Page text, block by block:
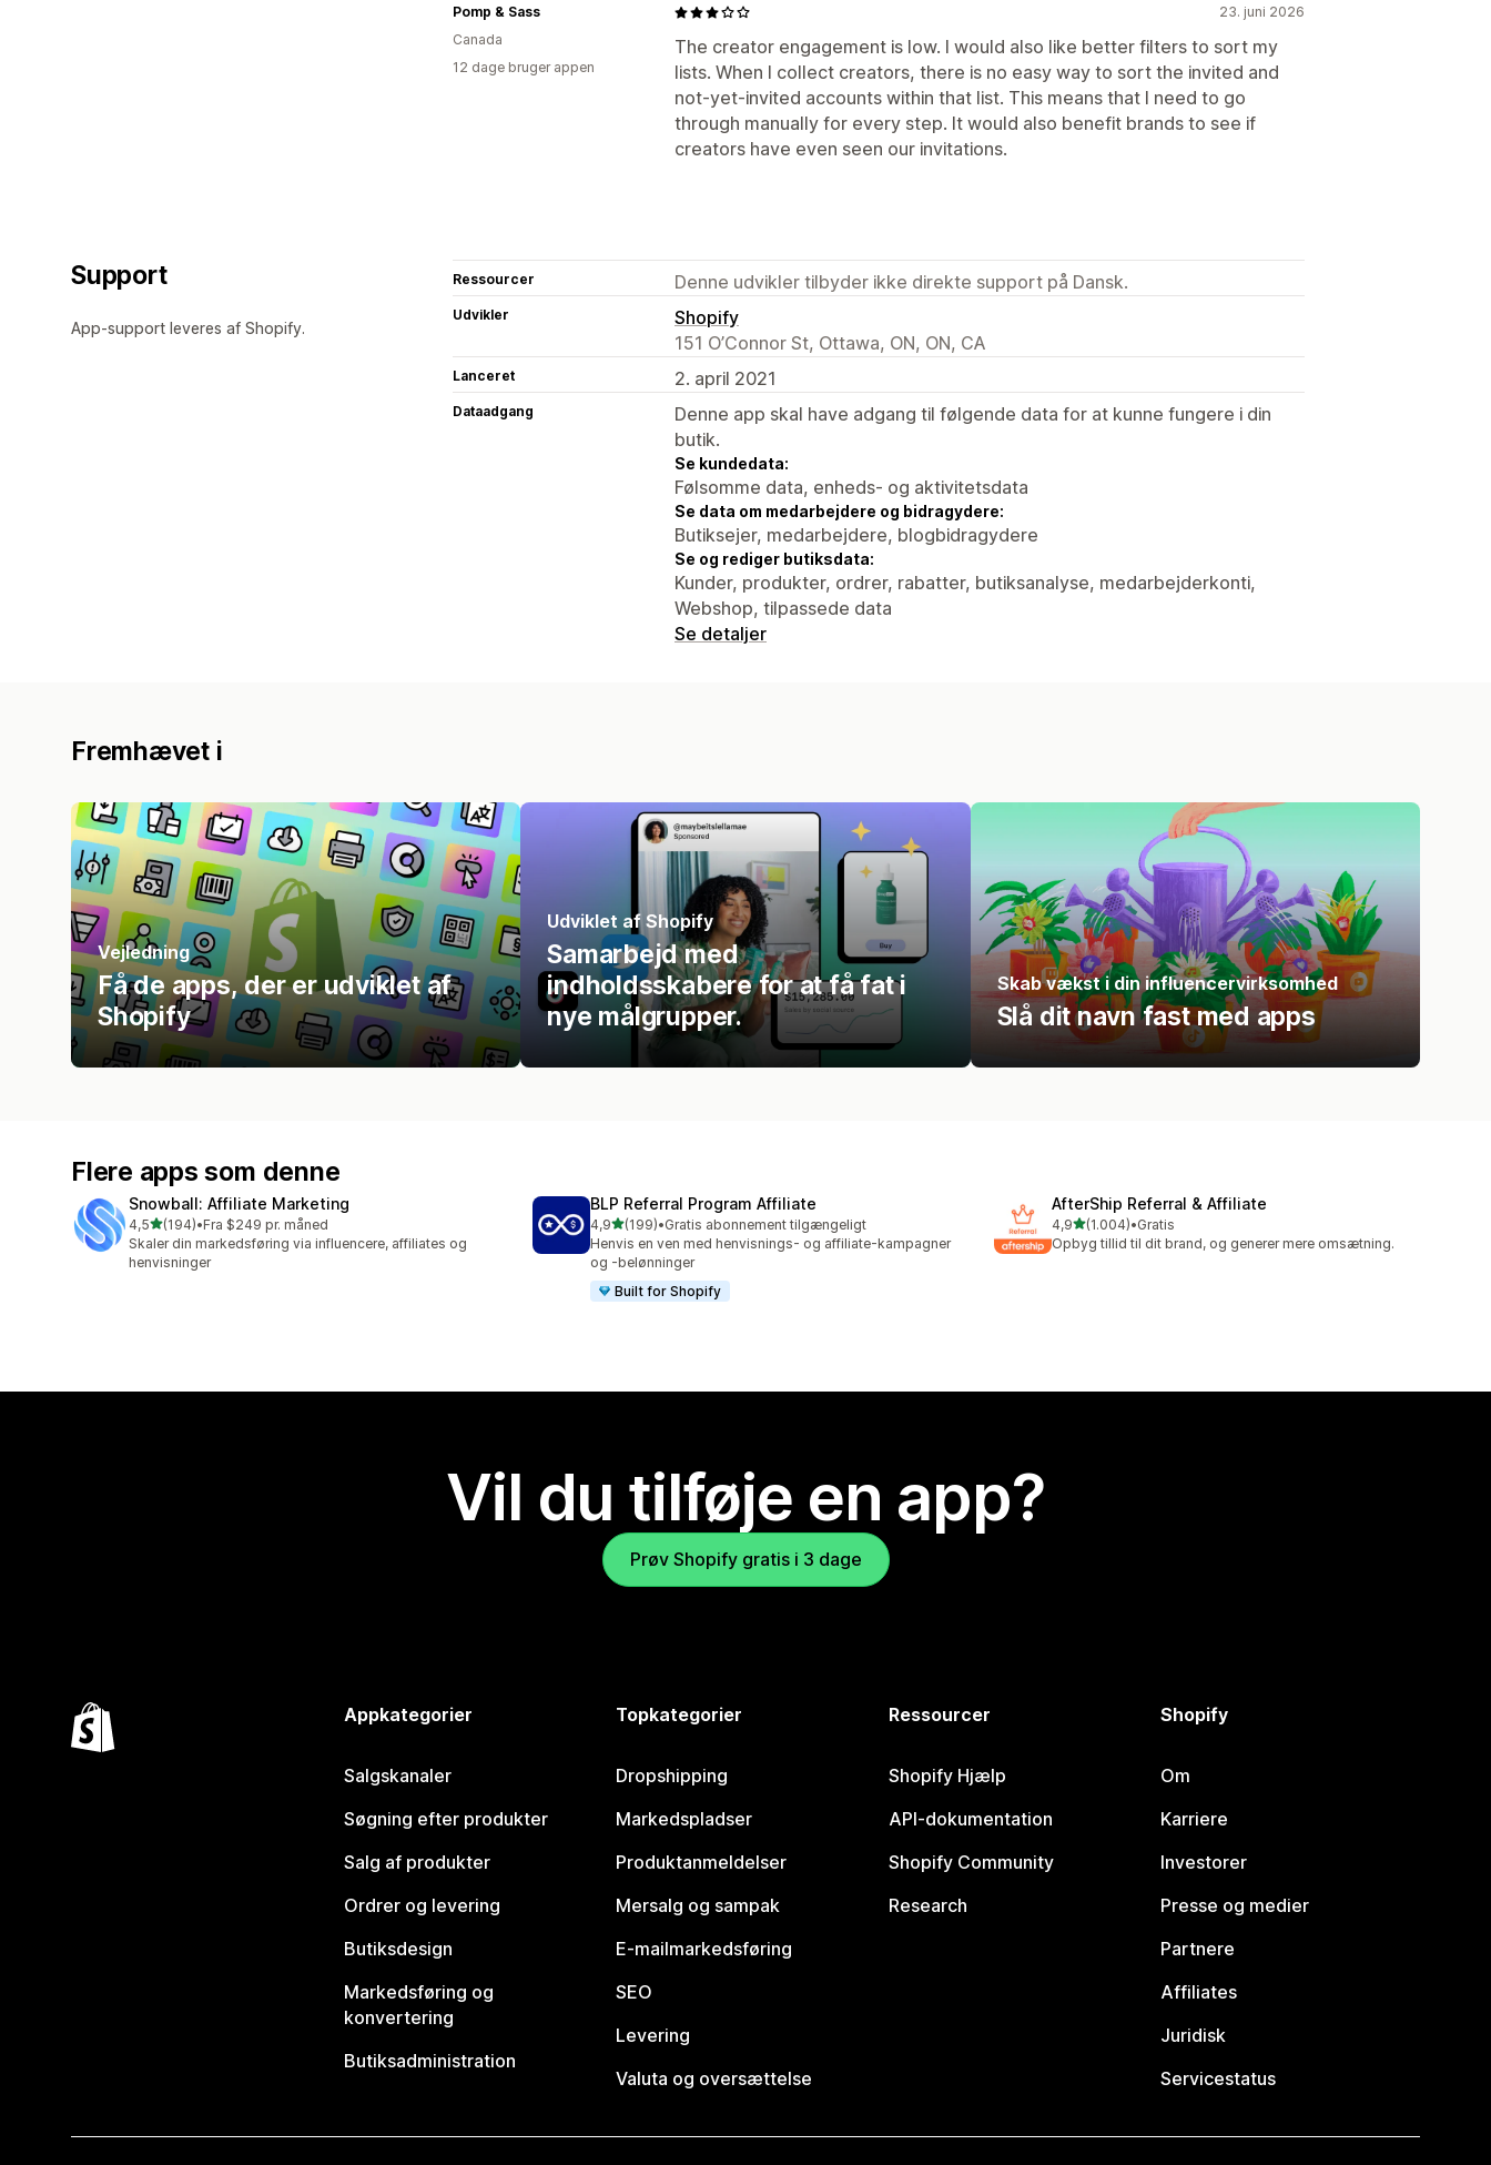
23. juni 2026
The creator engagement is low. I would also like better filters to sort my
lists. When I collect creators, there is no easy way to sort the invited and
not-yet-invited accounts within that list. This means that I need to go
through manually for every step. It would also benefit brands to see if
creators have even seen our invitations.
Pomp & Sass
Canada
12 dage bruger appen
Support
App-support leveres af Shopify.
Ressourcer Denne udvikler tilbyder ikke direkte support på Dansk.
Udvikler
Shopify
151 O’Connor St, Ottawa, ON, ON, CA
Lanceret 2. april 2021
Dataadgang
Denne app skal have adgang til følgende data for at kunne fungere i din
butik.
Se kundedata:
Følsomme data, enheds- og aktivitetsdata
Se data om medarbejdere og bidragydere:
Butiksejer, medarbejdere, blogbidragydere
Se og rediger butiksdata:
Kunder, produkter, ordrer, rabatter, butiksanalyse, medarbejderkonti,
Webshop, tilpassede data
Se detaljer
Fremhævet i
Vejledning
Få de apps, der er udviklet af
Shopify
Udviklet af Shopify
Samarbejd med
indholdsskabere for at få fat i
nye målgrupper.
Skab vækst i din influencervirksomhed
Slå dit navn fast med apps
Flere apps som denne
Snowball: Affiliate Marketing
4,5ud af 5 stjerner
(194)
194 anmeldelser i alt
•Fra $249 pr. måned
Skaler din markedsføring via influencere, affiliates og
henvisninger
BLP Referral Program Affiliate
4,9ud af 5 stjerner
(199)
199 anmeldelser i alt
•Gratis abonnement tilgængeligt
Henvis en ven med henvisnings- og affiliate-kampagner
og -belønninger
Built for Shopify
AfterShip Referral & Affiliate
4,9ud af 5 stjerner
(1.004)
1004 anmeldelser i alt
•Gratis
Opbyg tillid til dit brand, og generer mere omsætning.
Vil du tilføje en app?
Prøv Shopify gratis i 3 dage
Appkategorier
Salgskanaler
Søgning efter produkter
Salg af produkter
Ordrer og levering
Butiksdesign
Markedsføring og
konvertering
Butiksadministration
Topkategorier
Dropshipping
Markedspladser
Produktanmeldelser
Mersalg og sampak
E-mailmarkedsføring
SEO
Levering
Valuta og oversættelse
Ressourcer
Shopify Hjælp
API-dokumentation
Shopify Community
Research
Shopify
Om
Karriere
Investorer
Presse og medier
Partnere
Affiliates
Juridisk
Servicestatus